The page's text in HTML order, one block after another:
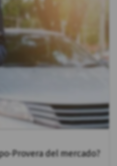
Provera del mercado?